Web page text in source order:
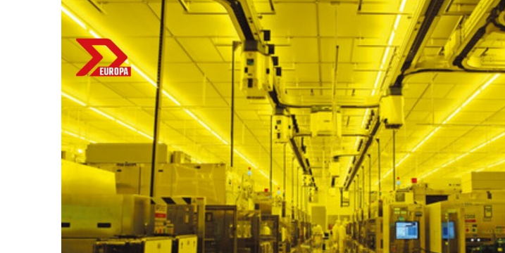
Bitcoin(BTC) $ 64,925.00 Ethereum(ETH) $ 1,913.64 Tether (USDT)